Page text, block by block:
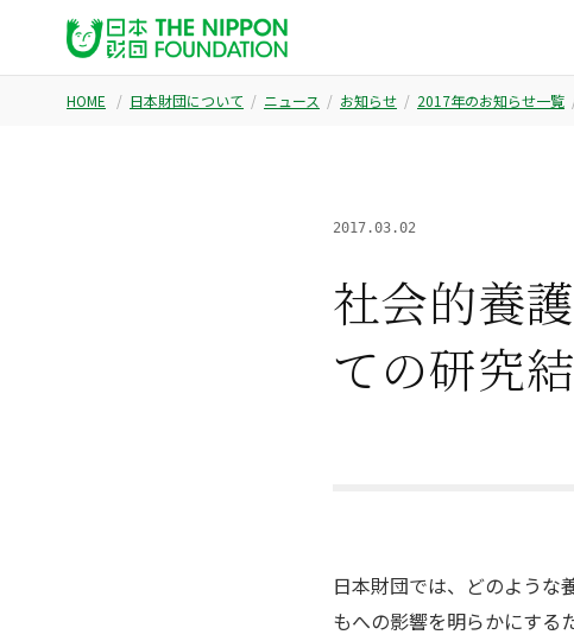
HOME 日本財団について ニュース お知らせ 2017年のお知らせ一覧
2017.03.02
社会的養
ての研究
日本財団では、どのような
もへの影響を明らかにする